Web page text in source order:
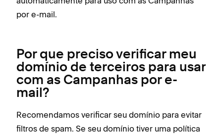
por e-mail.
Por que preciso verificar meu
domínio de terceiros para usar
com as Campanhas por e-
mail?
Recomendamos verificar seu domínio para evitar
filtros de spam. Se seu domínio tiver uma política